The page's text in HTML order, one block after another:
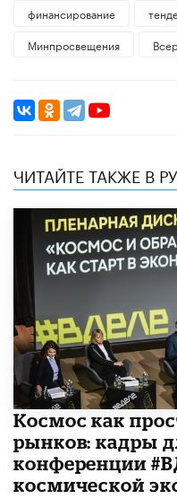
финансирование
Минпросвещения
ЧИТАЙТЕ ТАКЖЕ В
Космос как
рынков: кадры
конференции
космической